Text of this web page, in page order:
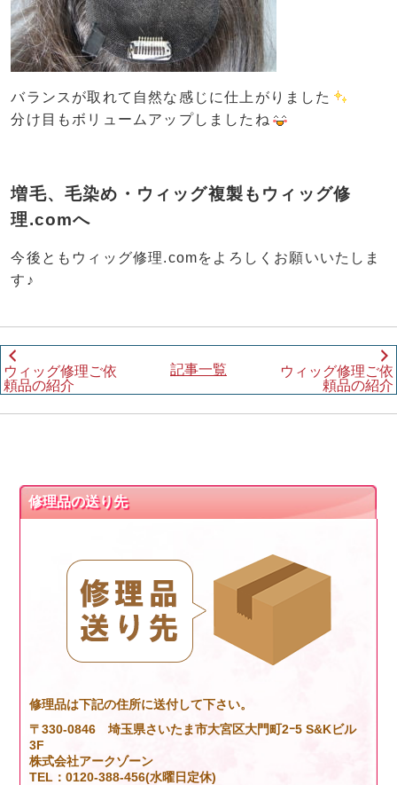
バランスが取れて自然な感じに仕上がりました
分け目もボリュームアップしましたね
増毛、毛染め・ウィッグ複製もウィッグ修
理.comへ
今後ともウィッグ修理.comをよろしくお願いいたしま
す♪
ウィッグ修理ご依
頼品の紹介
記事一覧
ウィッグ修理ご依
頼品の紹介
修理品の送り先
修理品は下記の住所に送付して下さい。
〒330-0846 埼玉県さいたま市大宮区大門町2ｰ5 S&Kビル
3F
株式会社アークゾーン
TEL：0120-388-456(水曜日定休)